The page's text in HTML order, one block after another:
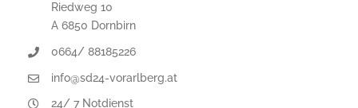
Riedweg 10
A 6850 Dornbirn
0664/ 88185226
info@sd24-vorarlberg.at
24/ 7 Notdienst